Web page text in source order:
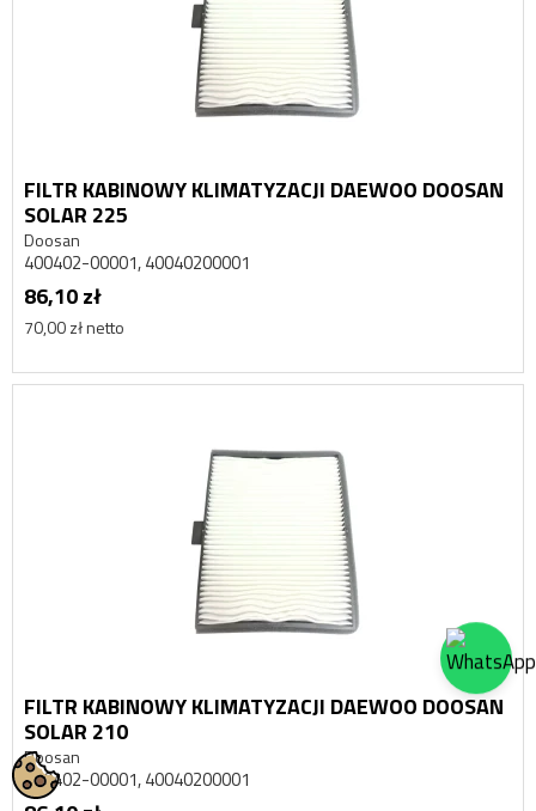
FILTR KABINOWY KLIMATYZACJI DAEWOO DOOSAN
SOLAR 225
Doosan
400402-00001, 40040200001
86,10 zł
70,00 zł netto
FILTR KABINOWY KLIMATYZACJI DAEWOO DOOSAN
SOLAR 210
Doosan
400402-00001, 40040200001